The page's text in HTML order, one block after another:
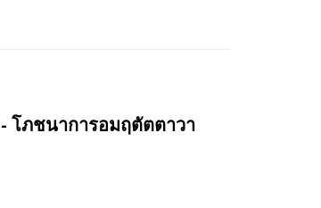
โภชนาการอมฤตัตตาวา